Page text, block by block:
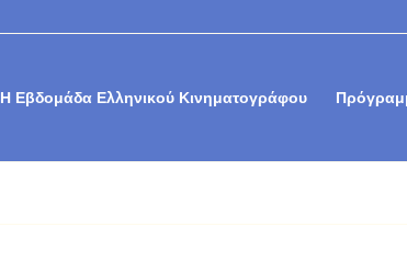
Η Εβδομάδα Ελληνικού Κινηματογράφου